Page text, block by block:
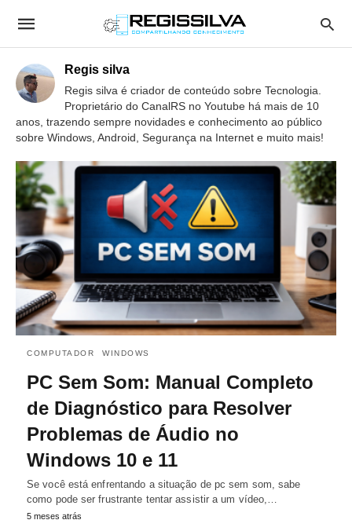
Regis silva
Regis silva é criador de conteúdo sobre Tecnologia.
Proprietário do CanalRS no Youtube há mais de 10
anos, trazendo sempre novidades e conhecimento ao público
sobre Windows, Android, Segurança na Internet e muito mais!
COMPUTADOR WINDOWS
PC Sem Som: Manual Completo
de Diagnóstico para Resolver
Problemas de Áudio no
Windows 10 e 11
Se você está enfrentando a situação de pc sem som, sabe
como pode ser frustrante tentar assistir a um vídeo,…
5 meses atrás